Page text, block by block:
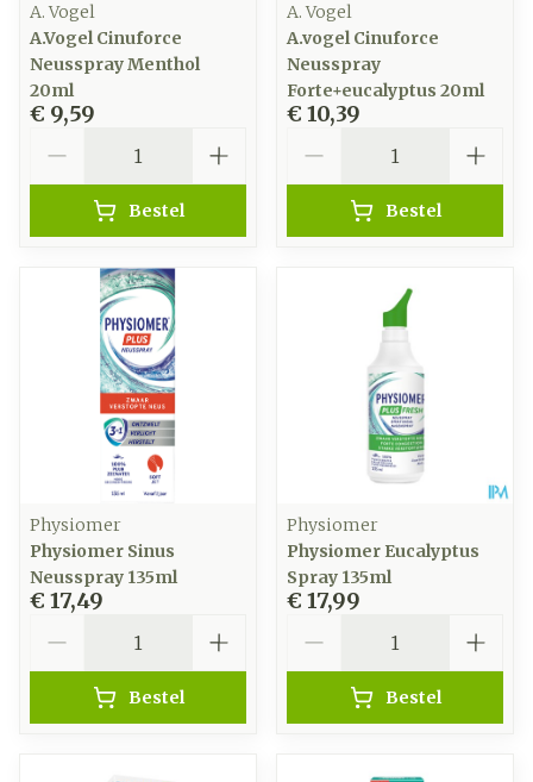
A. Vogel
A.Vogel Cinuforce
Neusspray Menthol
20ml
€ 9,59
Bestel
A. Vogel
A.vogel Cinuforce
Neusspray
Forte+eucalyptus 20ml
€ 10,39
Bestel
Physiomer
Physiomer Sinus
Neusspray 135ml
€ 17,49
Bestel
Physiomer
Physiomer Eucalyptus
Spray 135ml
€ 17,99
Bestel